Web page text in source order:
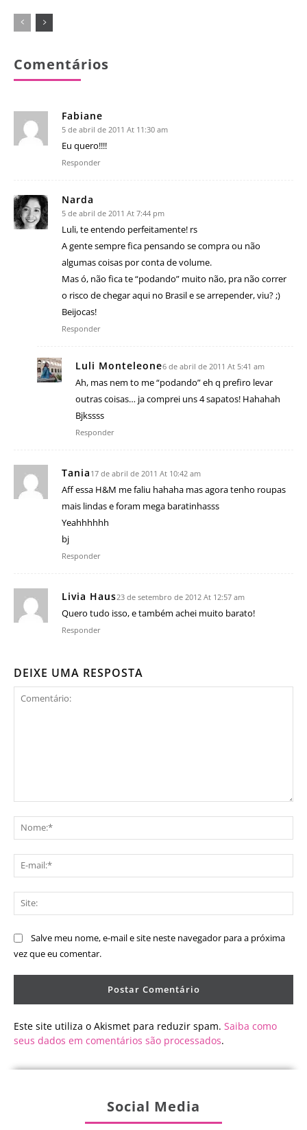
Comentários
Fabiane
5 de abril de 2011 At 11:30 am
Eu quero!!!!
Responder
Narda
5 de abril de 2011 At 7:44 pm
Luli, te entendo perfeitamente! rs
A gente sempre fica pensando se compra ou não
algumas coisas por conta de volume.
Mas ó, não fica te “podando” muito não, pra não correr
o risco de chegar aqui no Brasil e se arrepender, viu? ;)
Beijocas!
Responder
Luli Monteleone6 de abril de 2011 At 5:41 am
Ah, mas nem to me “podando” eh q prefiro levar
outras coisas… ja comprei uns 4 sapatos! Hahahah
Bjkssss
Responder
Tania 17 de abril de 2011 At 10:42 am
Aff essa H&M me faliu hahaha mas agora tenho roupas
mais lindas e foram mega baratinhasss
Yeahhhhhh
bj
Responder
Livia Haus23 de setembro de 2012 At 12:57 am
Quero tudo isso, e também achei muito barato!
Responder
DEIXE UMA RESPOSTA
Salve meu nome, e-mail e site neste navegador para a próxima
vez que eu comentar.
Este site utiliza o Akismet para reduzir spam. Saiba como
seus dados em comentários são processados.
Social Media